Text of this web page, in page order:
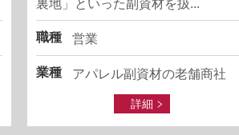
裏地」といった副資材を扱...
職種 営業
業種 アパレル副資材の老舗商社
詳細